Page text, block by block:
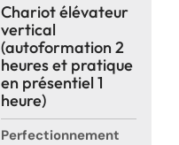
Chariot élévateur
vertical
(autoformation 2
heures et pratique
en présentiel 1
heure)
Perfectionnement